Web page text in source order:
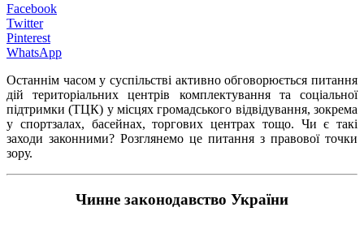
Facebook
Twitter
Pinterest
WhatsApp
Останнім часом у суспільстві активно обговорюється питання
дій територіальних центрів комплектування та соціальної
підтримки (ТЦК) у місцях громадського відвідування, зокрема
у спортзалах, басейнах, торгових центрах тощо. Чи є такі
заходи законними? Розглянемо це питання з правової точки
зору.
Чинне законодавство України